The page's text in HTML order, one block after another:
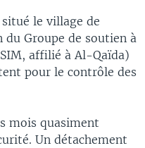
le village de
du Groupe de soutien à
affilié à Al-Qaïda)
pour le contrôle des
mois quasiment
Un détachement